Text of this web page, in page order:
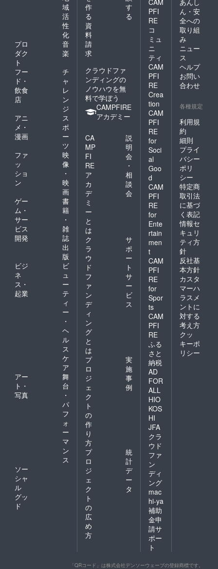
域
活
性
化
プロ
ダク
ト
音
楽
フー
ド・
飲食
店
チ
ャ
レ
ン
ジ
アニ
メ・
漫画
ス
ポ
ー
ツ
ファ
ッ
ショ
ン
映
像
・
映
画
ゲー
ム・
サー
ビス
開発
書
籍
・
雑
誌
出
版
ビジ
ネ
ス・
起業
ビ
ュ
ー
テ
ィ
ー
・
ヘ
ル
ス
ケ
ア
アー
ト・
写真
舞
台
・
パ
フ
ォ
ー
マ
ン
ス
ソー
シャ
ル
グッ
ド
作
る
す
る
資
料
請
求
クラウドファ
ンディングの
ノウハウを無
料で学ぼう
CAMPFIRE
アカデミー
CA
MP
FI
RE
ア
カ
デ
ミ
ー
と
は
説
明
会
・
相
談
会
ク
ラ
ウ
ド
フ
ァ
ン
デ
ィ
ン
グ
と
は
サ
ポ
ー
ト
サ
ー
ビ
ス
プ
ロ
ジ
ェ
ク
ト
の
作
り
方
実
施
事
例
プ
ロ
ジ
ェ
ク
ト
の
広
め
方
統
計
デ
ー
タ
PFI
RE
コ
ミュ
ニ
ティ
CAM
PFI
RE
Crea
tion
CAM
PFI
RE
for
Soci
al
Goo
d
CAM
PFI
RE
for
Ente
rtain
men
t
CAM
PFI
RE
for
Spor
ts
CAM
PFI
RE
ふる
さと
納税
AD
FOR
ALL
HIO
KOS
HI
JFA
クラ
ウド
ファ
ン
ディ
ング
mac
hi-ya
補助
金申
請サ
ポー
ト
ん・安
全への
取り組
み
ニュー
ス
ヘルプ
お問い
合わせ
各種規定
利用規
約
細則
プライ
バシー
ポリ
シー
特定商
取引法
に基づ
く表記
情報セ
キュリ
ティ方
針
反社基
本方針
カスタ
マーハ
ラスメ
ントに
対する
考え方
クッ
キーポ
リシー
「QRコード」は株式会社デンソーウェーブの登録商標です。